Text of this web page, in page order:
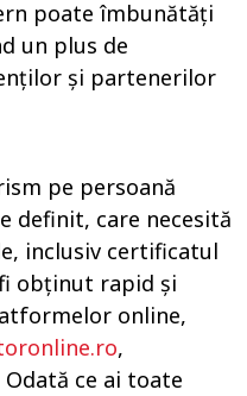
poate îmbunătăți
un plus de
și partenerilor
pe persoană
definit, care necesită
inclusiv certificatul
obținut rapid și
online,
,
ce ai toate